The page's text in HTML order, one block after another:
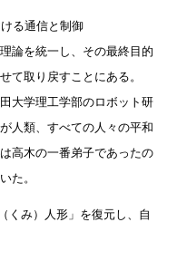
る通信と制御
論を統一し、その最終目的
て取り戻すことにある。
大学理工学部のロボット研
人類、すべての人々の平和
高木の一番弟子であったの
た。
くみ）人形」を復元し、自